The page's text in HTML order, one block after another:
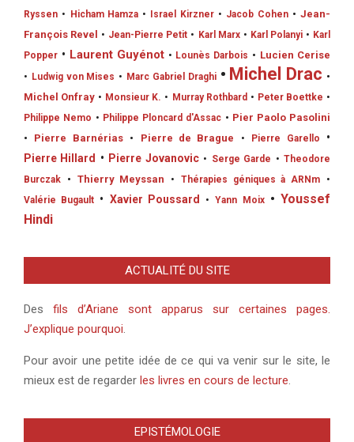
Ryssen • Hicham Hamza • Israel Kirzner • Jacob Cohen • Jean-
François Revel
• Jean-Pierre Petit • Karl Marx • Karl Polanyi • Karl
Popper • Laurent Guyénot • Lounès Darbois • Lucien Cerise
• Ludwig von Mises • Marc Gabriel Draghi • Michel Drac •
Michel Onfray • Monsieur K. • Murray Rothbard • Peter Boettke •
Philippe Nemo • Philippe Ploncard d'Assac • Pier Paolo Pasolini
•
Pierre Barnérias • Pierre de Brague • Pierre Garello
•
Pierre Hillard
• Pierre Jovanovic • Serge Garde • Theodore
Burczak
• Thierry Meyssan • Thérapies géniques à ARNm
•
Valérie Bugault • Xavier Poussard • Yann Moix • Youssef
Hindi
ACTUALITÉ DU SITE
Des fils d’Ariane sont apparus sur certaines pages.
J’explique pourquoi.
Pour avoir une petite idée de ce qui va venir sur le site, le
mieux est de regarder les livres en cours de lecture.
EPISTÉMOLOGIE